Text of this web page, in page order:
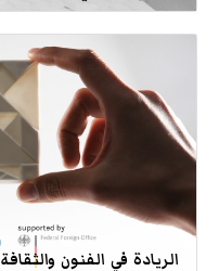
الريادة في الفنون والثقافة